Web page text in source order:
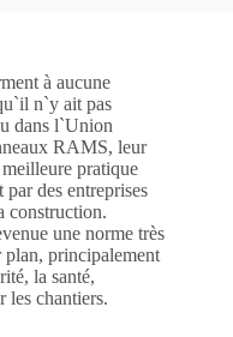
à aucune
n`y ait pas
dans l`Union
RAMS, leur
pratique
des entreprises
construction.
une norme très
plan, principalement
la santé,
les chantiers.